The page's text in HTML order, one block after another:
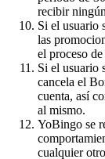
recibir
Si el usuario
las
el proceso
Si el usuario
cancela el
cuenta, así
al mismo.
YoBingo se
cualquier